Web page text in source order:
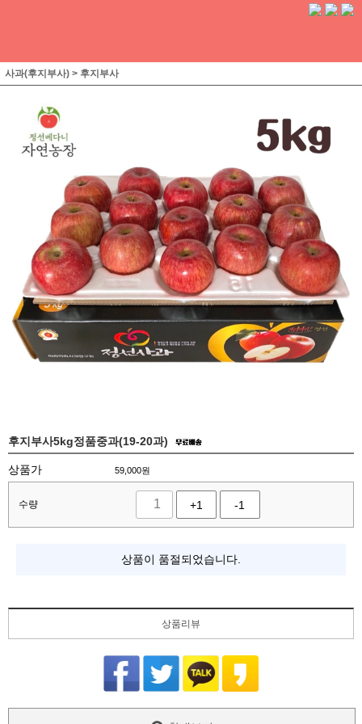
사과(후지부사) > 후지부사
후지부사5kg정품중과(19-20과)
상품가 59,000원
수량 +1 -1
상품이 품절되었습니다.
상품리뷰